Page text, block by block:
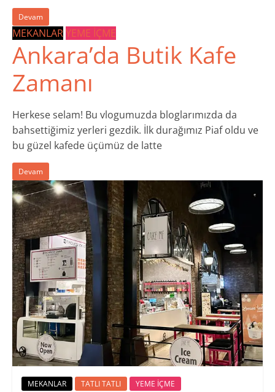
Devam
MEKANLARYEME İÇME
Ankara’da Butik Kafe
Zamanı
​Herkese selam! Bu vlogumuzda bloglarımızda da
bahsettiğimiz yerleri gezdik. İlk durağımız Piaf oldu ve
bu güzel kafede üçümüz de latte
Devam
MEKANLAR TATLI TATLI YEME İÇME